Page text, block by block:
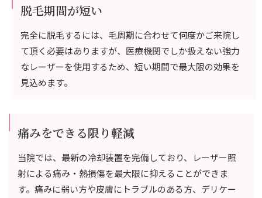
脱毛期間が短い
完全に脱毛するには、毛周期に合わせて何度かご来院し
て頂く必要はありますが、医療機関でしか扱えない強力
なレーザーを使用するため、短い期間で最大限の効果を
見込めます。
痛みをできる限り軽減
当院では、最新の冷却装置を完備しており、レーザー照
射による痛み・熱損傷を最大限に抑えることができま
す。痛みに弱い方や皮膚にトラブルのある方、デリケー